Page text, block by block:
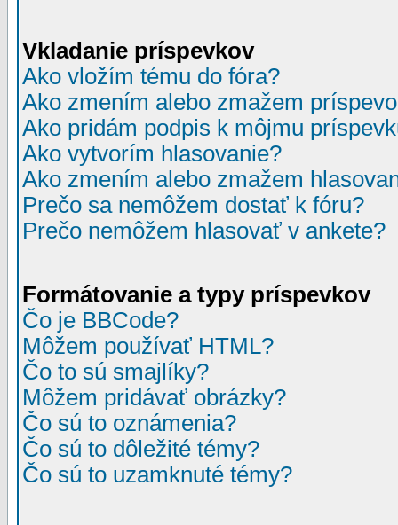
Vkladanie príspevkov
Ako vložím tému do fóra?
Ako zmením alebo zmažem
Ako pridám podpis k môjmu
Ako vytvorím hlasovanie?
Ako zmením alebo zmažem
Prečo sa nemôžem dostať k fóru?
Prečo nemôžem hlasovať v ankete?
Formátovanie a typy príspevkov
Čo je BBCode?
Môžem používať HTML?
Čo to sú smajlíky?
Môžem pridávať obrázky?
Čo sú to oznámenia?
Čo sú to dôležité témy?
Čo sú to uzamknuté témy?